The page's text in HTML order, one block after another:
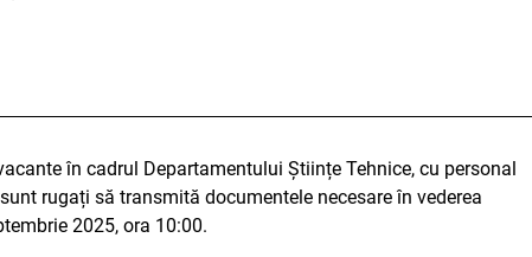
în cadrul Departamentului Științe Tehnice, cu personal
rugați să transmită documentele necesare în vederea
2025, ora 10:00.